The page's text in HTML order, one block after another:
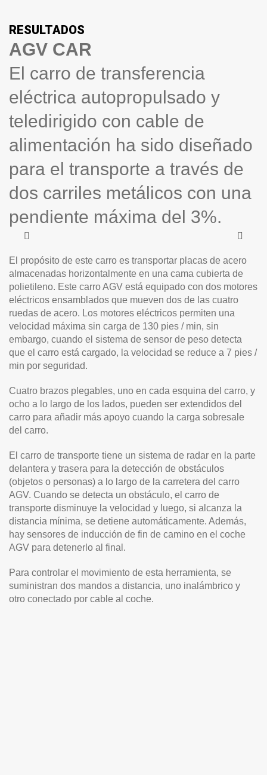
RESULTADOS
AGV CAR
El carro de transferencia
eléctrica autopropulsado y
teledirigido con cable de
alimentación ha sido diseñado
para el transporte a través de
dos carriles metálicos con una
pendiente máxima del 3%.
El propósito de este carro es transportar placas de acero
almacenadas horizontalmente en una cama cubierta de
polietileno. Este carro AGV está equipado con dos motores
eléctricos ensamblados que mueven dos de las cuatro
ruedas de acero. Los motores eléctricos permiten una
velocidad máxima sin carga de 130 pies / min, sin
embargo, cuando el sistema de sensor de peso detecta
que el carro está cargado, la velocidad se reduce a 7 pies /
min por seguridad.
Cuatro brazos plegables, uno en cada esquina del carro, y
ocho a lo largo de los lados, pueden ser extendidos del
carro para añadir más apoyo cuando la carga sobresale
del carro.
El carro de transporte tiene un sistema de radar en la parte
delantera y trasera para la detección de obstáculos
(objetos o personas) a lo largo de la carretera del carro
AGV. Cuando se detecta un obstáculo, el carro de
transporte disminuye la velocidad y luego, si alcanza la
distancia mínima, se detiene automáticamente. Además,
hay sensores de inducción de fin de camino en el coche
AGV para detenerlo al final.
Para controlar el movimiento de esta herramienta, se
suministran dos mandos a distancia, uno inalámbrico y
otro conectado por cable al coche.